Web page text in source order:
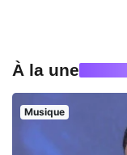
À la une
Musique